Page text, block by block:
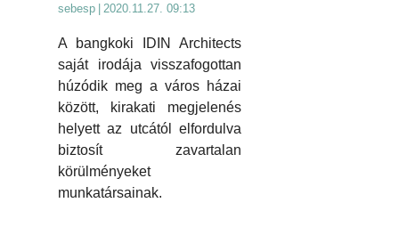
sebesp 2020.11.27. 09:13
A bangkoki IDIN Architects
saját irodája visszafogottan
húzódik meg a város házai
között, kirakati megjelenés
helyett az utcától elfordulva
biztosít zavartalan
körülményeket
munkatársainak.